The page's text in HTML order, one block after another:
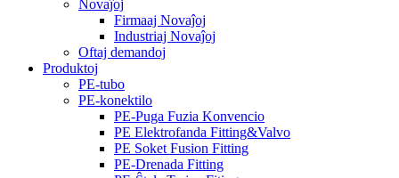
Novaĵoj
Firmaaj Novaĵoj
Industriaj Novaĵoj
Oftaj demandoj
Produktoj
PE-tubo
PE-konektilo
PE-Puga Fuzia Konvencio
PE Elektrofanda Fitting&Valvo
PE Soket Fusion Fitting
PE-Drenada Fitting